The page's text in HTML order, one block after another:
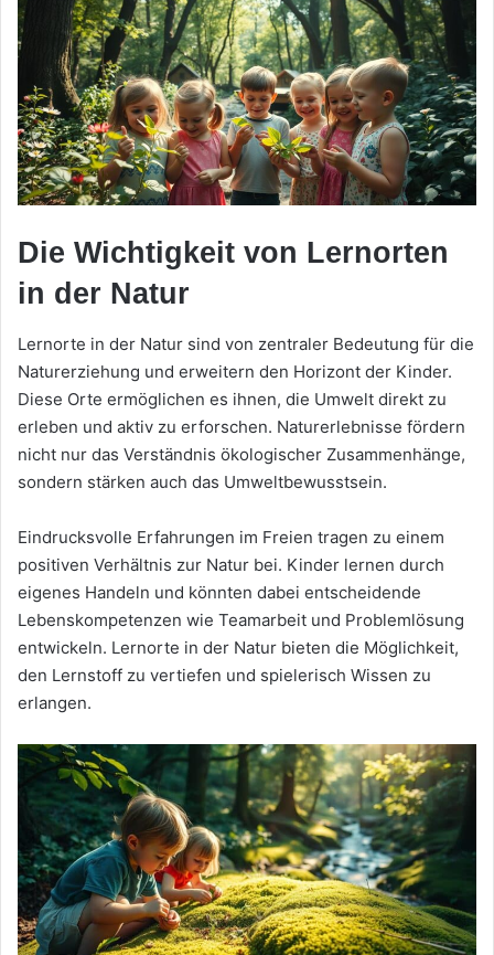
Die Wichtigkeit von Lernorten
in der Natur
Lernorte in der Natur sind von zentraler Bedeutung für die
Naturerziehung und erweitern den Horizont der Kinder.
Diese Orte ermöglichen es ihnen, die Umwelt direkt zu
erleben und aktiv zu erforschen. Naturerlebnisse fördern
nicht nur das Verständnis ökologischer Zusammenhänge,
sondern stärken auch das Umweltbewusstsein.
Eindrucksvolle Erfahrungen im Freien tragen zu einem
positiven Verhältnis zur Natur bei. Kinder lernen durch
eigenes Handeln und könnten dabei entscheidende
Lebenskompetenzen wie Teamarbeit und Problemlösung
entwickeln. Lernorte in der Natur bieten die Möglichkeit,
den Lernstoff zu vertiefen und spielerisch Wissen zu
erlangen.